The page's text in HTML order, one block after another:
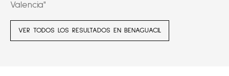
Valencia"
VER TODOS LOS RESULTADOS EN BENAGUACIL